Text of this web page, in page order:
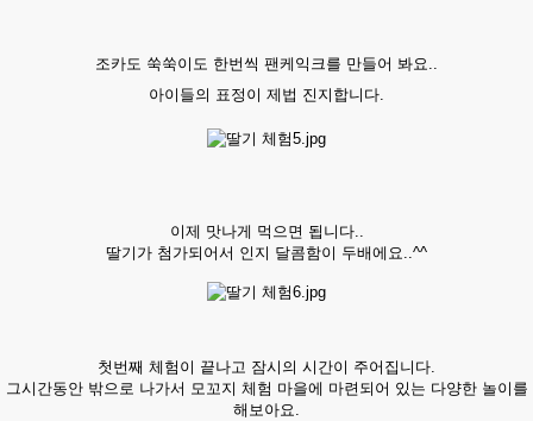
조카도 쑥쑥이도 한번씩 팬케익크를 만들어 봐요..
아이들의 표정이 제법 진지합니다.
이제 맛나게 먹으면 됩니다..
딸기가 첨가되어서 인지 달콤함이 두배에요..^^
첫번째 체험이 끝나고 잠시의 시간이 주어집니다.
그시간동안 밖으로 나가서 모꼬지 체험 마을에 마련되어 있는 다양한 놀이를
해보아요.